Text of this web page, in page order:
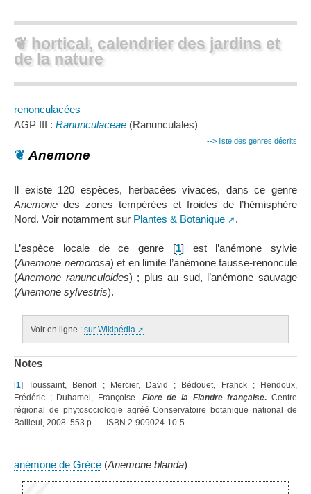
❦ hortical, calendrier des jardins et
de la nature
renonculacées
AGP III : Ranunculaceae (Ranunculales)
--> liste des genres décrits
❦ Anemone
Il existe 120 espèces, herbacées vivaces, dans ce genre
Anemone des zones tempérées et froides de l’hémisphère
Nord. Voir notamment sur Plantes & Botanique .
L’espèce locale de ce genre [1]
est l’anémone sylvie
(Anemone nemorosa) et en limite l’anémone fausse-renoncule
(Anemone ranunculoides) ; plus au sud, l’anémone sauvage
(Anemone sylvestris).
Voir en ligne : sur Wikipédia
Notes
[1]Toussaint, Benoit ; Mercier, David ; Bédouet, Franck ; Hendoux,
Frédéric ; Duhamel, Françoise. Flore de la Flandre française. Centre
régional de phytosociologie agréé Conservatoire botanique national de
Bailleul, 2008. 553 p. — ISBN 2-909024-10-5 .
anémone de Grèce (Anemone blanda)